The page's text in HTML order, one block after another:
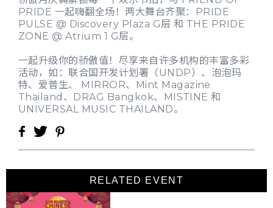
PRIDE 一起嗨翻全场！两大舞台齐聚：PRIDE
PULSE @ Discovery Plaza G层 和 THE PRIDE
ZONE @ Atrium 1 G层。
一起升级你的骄傲值！尽享来自许多机构的丰富多彩
活动，如：联合国开发计划署（UNDP）、泡泡玛
特、爱普生、 MIRROR、Mint Magazine
Thailand、DRAG Bangkok、MISTINE 和
UNIVERSAL MUSIC THAILAND。
RELATED EVENT